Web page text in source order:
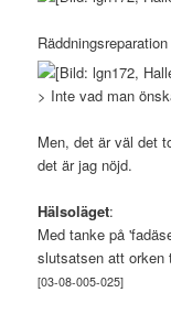
> Inte vad man
Men, det är väl det
det är jag nöjd.
Hälsoläget:
Med tanke på
slutsatsen att orken
[03-08-005-025]